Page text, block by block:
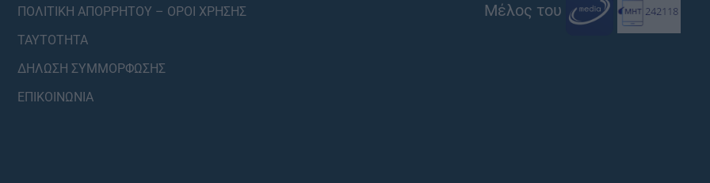
ΠΟΛΙΤΙΚΗ ΑΠΟΡΡΗΤΟΥ – ΟΡΟΙ ΧΡΗΣΗΣ
ΤΑΥΤΟΤΗΤΑ
ΔΗΛΩΣΗ ΣΥΜΜΟΡΦΩΣΗΣ
ΕΠΙΚΟΙΝΩΝΙΑ
Μέλος του